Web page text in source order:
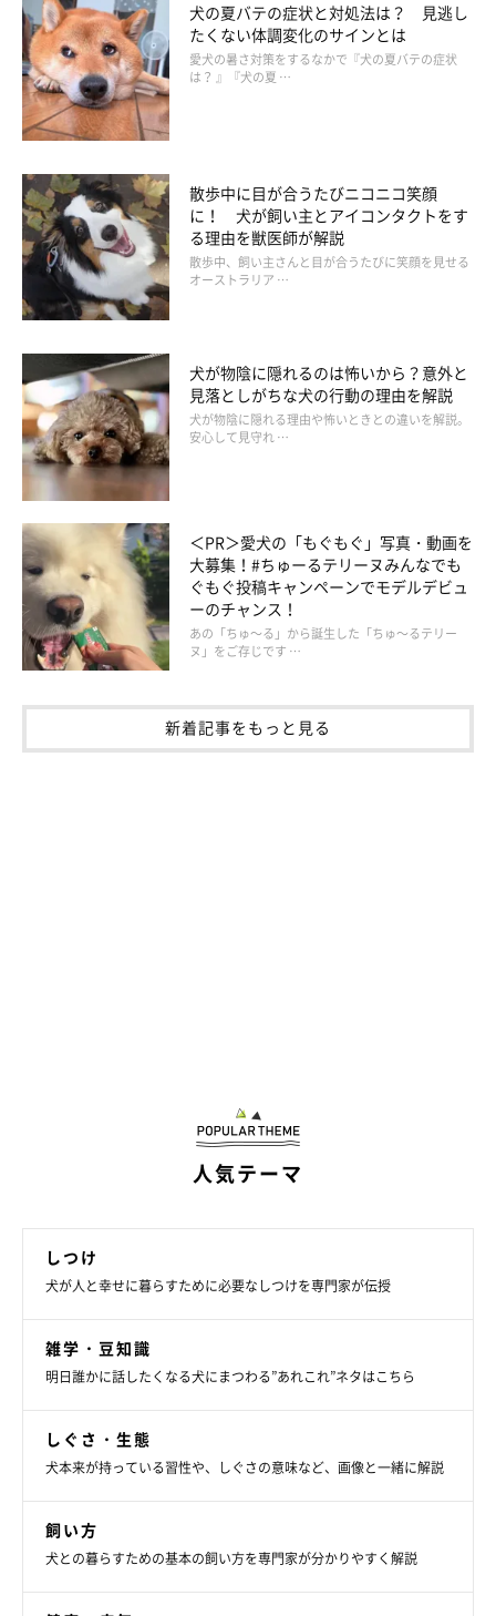
犬の夏バテの症状と対処法は？ 見逃し
たくない体調変化のサインとは
愛犬の暑さ対策をするなかで『犬の夏バテの症状
は？ 』『犬の夏 …
散歩中に目が合うたびニコニコ笑顔
に！ 犬が飼い主とアイコンタクトをす
る理由を獣医師が解説
散歩中、飼い主さんと目が合うたびに笑顔を見せる
オーストラリア …
犬が物陰に隠れるのは怖いから？意外と
見落としがちな犬の行動の理由を解説
犬が物陰に隠れる理由や怖いときとの違いを解説。
安心して見守れ …
＜PR＞愛犬の「もぐもぐ」写真・動画を
大募集！#ちゅーるテリーヌみんなでも
ぐもぐ投稿キャンペーンでモデルデビュ
ーのチャンス！
あの「ちゅ～る」から誕生した「ちゅ～るテリー
ヌ」をご存じです …
新着記事をもっと見る
人気テーマ
しつけ
犬が人と幸せに暮らすために必要なしつけを専門家が伝授
雑学・豆知識
明日誰かに話したくなる犬にまつわる”あれこれ”ネタはこちら
しぐさ・生態
犬本来が持っている習性や、しぐさの意味など、画像と一緒に解説
飼い方
犬との暮らすための基本の飼い方を専門家が分かりやすく解説